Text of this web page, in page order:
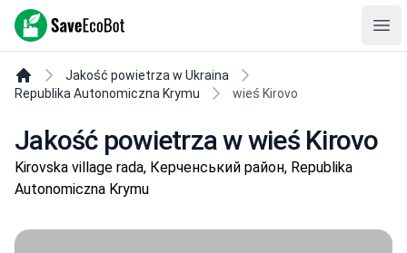
SaveEcoBot
Jakość powietrza w Ukraina
Republika Autonomiczna Krymu
wieś Kirovo
Jakość powietrza w wieś Kirovo
Kirovska village rada, Керченський район, Republika
Autonomiczna Krymu